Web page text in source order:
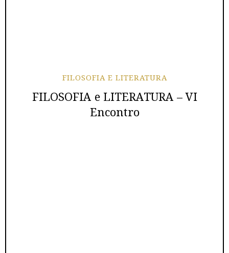
FILOSOFIA E LITERATURA
FILOSOFIA e LITERATURA – VI
Encontro